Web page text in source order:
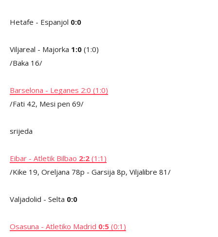
Hetafe - Espanjol 0:0
Viljareal - Majorka 1:0 (1:0)
/Baka 16/
Barselona - Leganes 2:0 (1:0)
/Fati 42, Mesi pen 69/
srijeda
Eibar - Atletik Bilbao 2:2 (1:1)
/Kike 19, Oreljana 78p - Garsija 8p, Viljalibre 81/
Valjadolid - Selta 0:0
Osasuna - Atletiko Madrid 0:5 (0:1)